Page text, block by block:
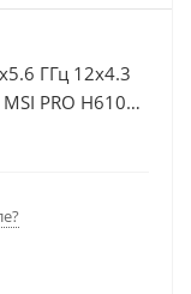
ГГц 12x4.3
PRO H610M-